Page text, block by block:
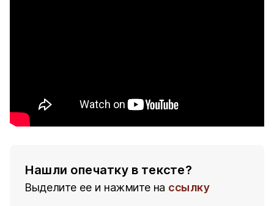
Нашли опечатку в тексте?
Выделите ее и нажмите на ссылку